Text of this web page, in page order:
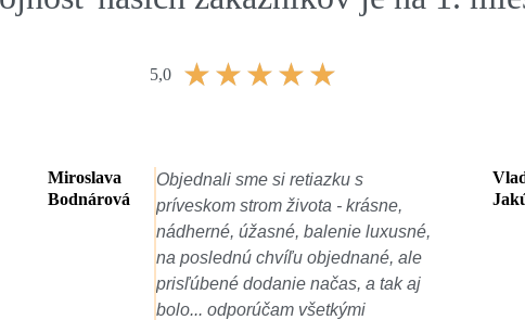
5,0 ★★★★★
ale
aj
Veľmi krásny, prepracovaný šperk a
naviac perfektný prístup predajcu.
Bonus prekrásne balenie s
darčekom. Odporúčam pre každého
kto sa rozhoduje o zakúpení šperku
cez eshop.
Vladislav
Jakúbek